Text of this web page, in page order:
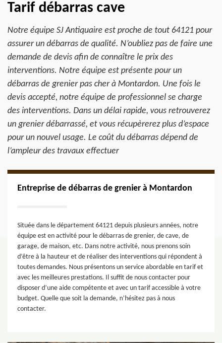
Tarif débarras cave
Notre équipe SJ Antiquaire est proche de tout 64121 pour
assurer un débarras de qualité. N’oubliez pas de faire une
demande de devis afin de connaître le prix des
interventions. Notre équipe est présente pour un
débarras de grenier pas cher à Montardon. Une fois le
devis accepté, notre équipe de professionnel se charge
des interventions. Dans un délai rapide, vous retrouverez
un grenier débarrassé, et vous récupèrerez plus d’espace
pour un nouvel usage. Le coût du débarras dépend de
l’ampleur des travaux effectuer
Entreprise de débarras de grenier à Montardon
Située dans le département 64121 depuis plusieurs années, notre
équipe est en activité pour le débarras de grenier, de cave, de
garage, de maison, etc. Dans notre activité, nous prenons soin
d’être à la hauteur et de réaliser des interventions qui répondent à
toutes demandes. Nous présentons un service abordable en tarif et
avec les meilleures prestations. Il suffit de nous contacter pour
disposer d’une aide compétente et avec un tarif accessible à votre
budget. Quelle que soit la demande, n’hésitez pas à nous
contacter.